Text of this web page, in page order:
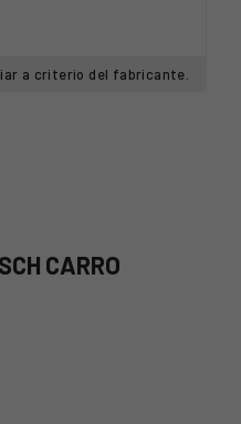
a criterio del fabricante.
CARRO